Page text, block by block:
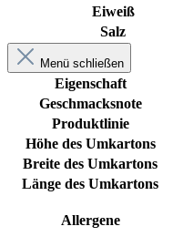
Eiweiß
Salz
Menü schließen
Eigenschaft
Geschmacksnote
Produktlinie
Höhe des Umkartons
Breite des Umkartons
Länge des Umkartons
Allergene